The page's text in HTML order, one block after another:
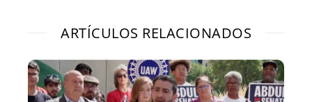
ARTÍCULOS RELACIONADOS